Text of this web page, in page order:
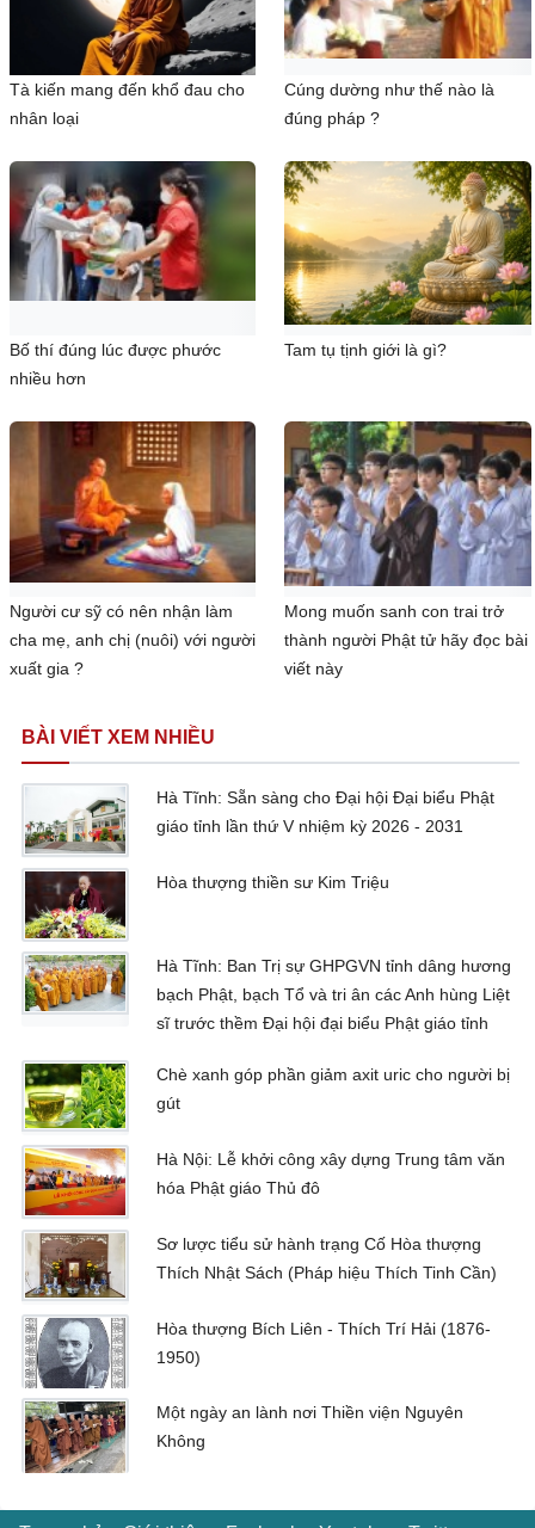
Tà kiến mang đến khổ đau cho
nhân loại
Cúng dường như thế nào là
đúng pháp ?
Bố thí đúng lúc được phước
nhiều hơn
Tam tụ tịnh giới là gì?
Người cư sỹ có nên nhận làm
cha mẹ, anh chị (nuôi) với người
xuất gia ?
Mong muốn sanh con trai trở
thành người Phật tử hãy đọc bài
viết này
BÀI VIẾT XEM NHIỀU
Hà Tĩnh: Sẵn sàng cho Đại hội Đại biểu Phật
giáo tỉnh lần thứ V nhiệm kỳ 2026 - 2031
Hòa thượng thiền sư Kim Triệu
Hà Tĩnh: Ban Trị sự GHPGVN tỉnh dâng hương
bạch Phật, bạch Tổ và tri ân các Anh hùng Liệt
sĩ trước thềm Đại hội đại biểu Phật giáo tỉnh
Chè xanh góp phần giảm axit uric cho người bị
gút
Hà Nội: Lễ khởi công xây dựng Trung tâm văn
hóa Phật giáo Thủ đô
Sơ lược tiểu sử hành trạng Cố Hòa thượng
Thích Nhật Sách (Pháp hiệu Thích Tinh Cần)
Hòa thượng Bích Liên - Thích Trí Hải (1876-
1950)
Một ngày an lành nơi Thiền viện Nguyên
Không